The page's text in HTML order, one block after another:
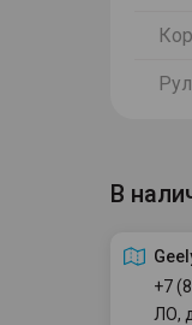
В
+7
ЛО,